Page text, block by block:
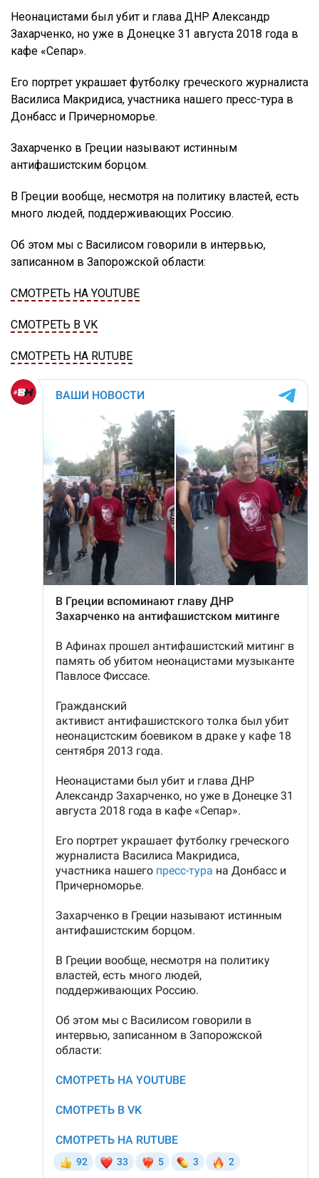
Неонацистами был убит и глава ДНР Александр
Захарченко, но уже в Донецке 31 августа 2018 года в
кафе «Сепар».
Его портрет украшает футболку греческого журналиста
Василиса Макридиса, участника нашего пресс-тура в
Донбасс и Причерноморье.
Захарченко в Греции называют истинным
антифашистским борцом.
В Греции вообще, несмотря на политику властей, есть
много людей, поддерживающих Россию.
Об этом мы с Василисом говорили в интервью,
записанном в Запорожской области:
СМОТРЕТЬ НА YOUTUBE
СМОТРЕТЬ В VK
СМОТРЕТЬ НА RUTUBE